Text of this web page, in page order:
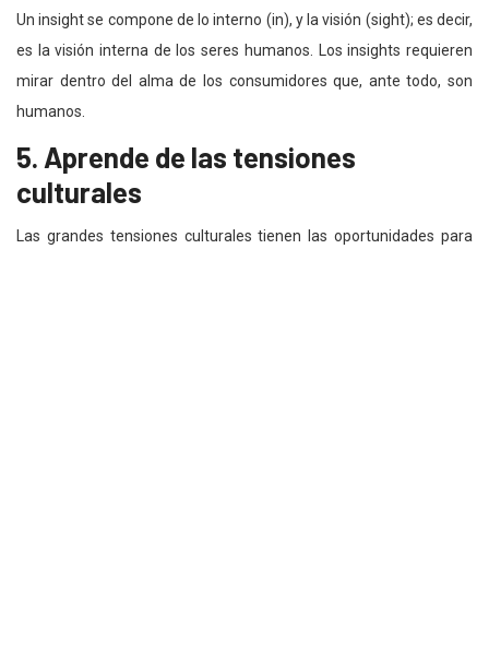
Un insight se compone de lo interno (in), y la visión (sight); es decir,
es la visión interna de los seres humanos. Los insights requieren
mirar dentro del alma de los consumidores que, ante todo, son
humanos.
5. Aprende de las tensiones
culturales
Las grandes tensiones culturales tienen las oportunidades para